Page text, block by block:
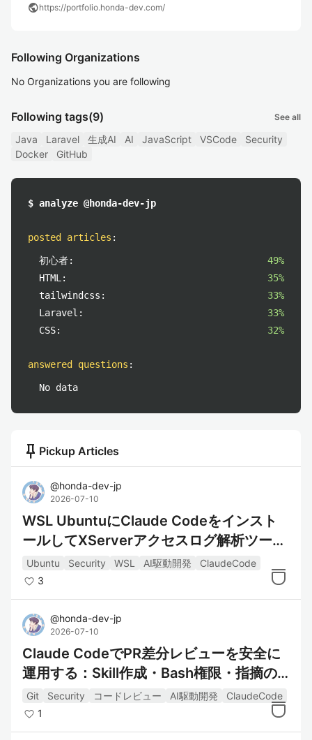
publichttps://portfolio.honda-dev.com/
Following Organizations
No Organizations you are following
Following tags(9) See all
Java Laravel 生成AI AI JavaScript VSCode
Security
Docker
GitHub
$ analyze @honda-dev-jp
posted articles :
初心者:
49%
HTML:
35%
tailwindcss:
33%
Laravel:
33%
CSS:
32%
answered questions :
No data
push_pin Pickup Articles
@honda-dev-jp
2026-07-10
WSL UbuntuにClaude Codeをインスト
ールしてXServerアクセスログ解析ツール
のレビューに使ってみる
Ubuntu Security WSL AI駆動開発
ClaudeCode
3
@honda-dev-jp
2026-07-10
Claude CodeでPR差分レビューを安全に
運用する：Skill作成・Bash権限・指摘の
見極め方
Git Security コードレビュー AI駆動開発
ClaudeCode
1